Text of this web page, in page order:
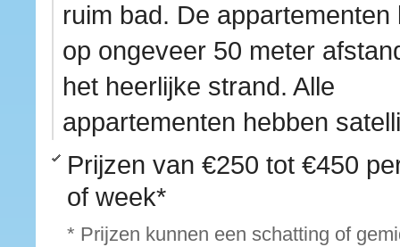
ruim bad. De appartementen
op ongeveer 50 meter
het heerlijke strand. Alle
appartementen hebben
Prijzen van €250 tot €450
of week*
* Prijzen kunnen een schatting of